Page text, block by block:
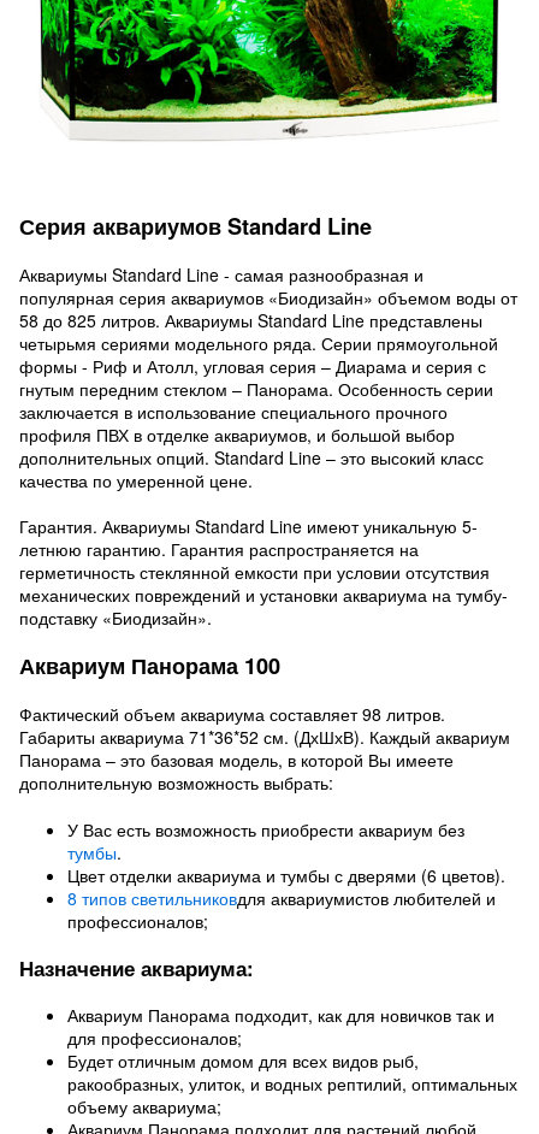
Серия аквариумов Standard Line
Аквариумы Standard Line - самая разнообразная и
популярная серия аквариумов «Биодизайн» объемом воды от
58 до 825 литров. Аквариумы Standard Line представлены
четырьмя сериями модельного ряда. Серии прямоугольной
формы - Риф и Атолл, угловая серия – Диарама и серия с
гнутым передним стеклом – Панорама. Особенность серии
заключается в использование специального прочного
профиля ПВХ в отделке аквариумов, и большой выбор
дополнительных опций. Standard Line – это высокий класс
качества по умеренной цене.
Гарантия. Аквариумы Standard Line имеют уникальную 5-
летнюю гарантию. Гарантия распространяется на
герметичность стеклянной емкости при условии отсутствия
механических повреждений и установки аквариума на тумбу-
подставку «Биодизайн».
Аквариум Панорама 100
Фактический объем аквариума составляет 98 литров.
Габариты аквариума 71*36*52 см. (ДхШхВ). Каждый аквариум
Панорама – это базовая модель, в которой Вы имеете
дополнительную возможность выбрать:
У Вас есть возможность приобрести аквариум без
тумбы.
Цвет отделки аквариума и тумбы с дверями (6 цветов).
8 типов светильниковдля аквариумистов любителей и
профессионалов;
Назначение аквариума:
Аквариум Панорама подходит, как для новичков так и
для профессионалов;
Будет отличным домом для всех видов рыб,
ракообразных, улиток, и водных рептилий, оптимальных
объему аквариума;
Аквариум Панорама подходит для растений любой